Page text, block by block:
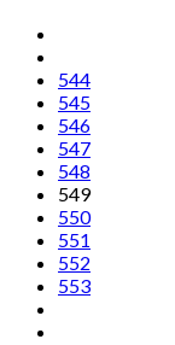
544
545
546
547
548
549
550
551
552
553